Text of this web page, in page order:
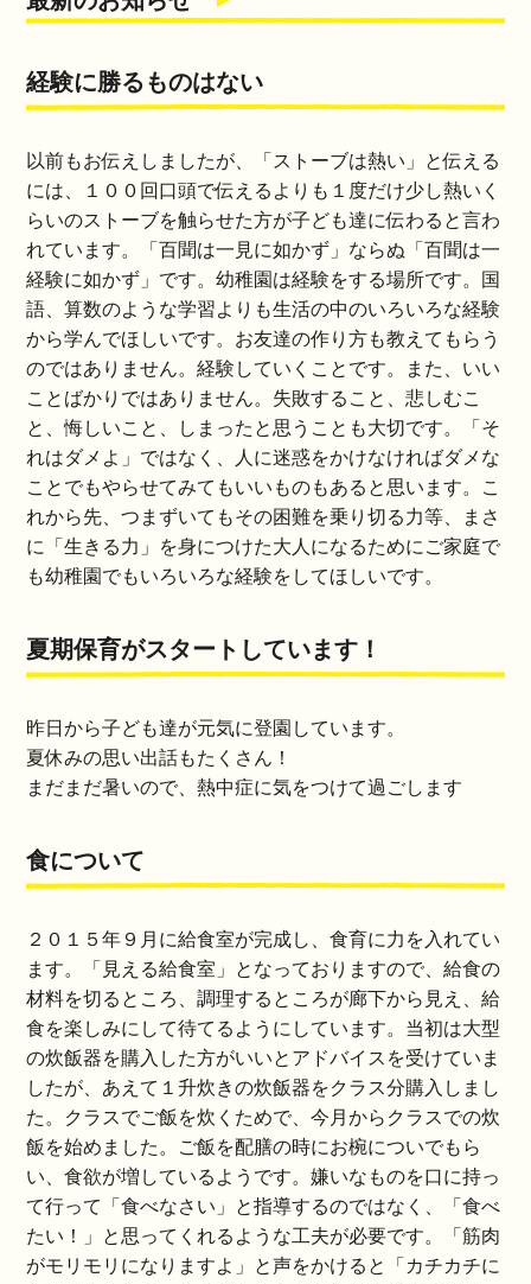
経験に勝るものはない
以前もお伝えしましたが、「ストーブは熱い」と伝える
には、１００回口頭で伝えるよりも１度だけ少し熱いく
らいのストーブを触らせた方が子ども達に伝わると言わ
れています。「百聞は一見に如かず」ならぬ「百聞は一
経験に如かず」です。幼稚園は経験をする場所です。国
語、算数のような学習よりも生活の中のいろいろな経験
から学んでほしいです。お友達の作り方も教えてもらう
のではありません。経験していくことです。また、いい
ことばかりではありません。失敗すること、悲しむこ
と、悔しいこと、しまったと思うことも大切です。「そ
れはダメよ」ではなく、人に迷惑をかけなければダメな
ことでもやらせてみてもいいものもあると思います。こ
れから先、つまずいてもその困難を乗り切る力等、まさ
に「生きる力」を身につけた大人になるためにご家庭で
も幼稚園でもいろいろな経験をしてほしいです。
夏期保育がスタートしています！
昨日から子ども達が元気に登園しています。
夏休みの思い出話もたくさん！
まだまだ暑いので、熱中症に気をつけて過ごします
食について
２０１５年９月に給食室が完成し、食育に力を入れてい
ます。「見える給食室」となっておりますので、給食の
材料を切るところ、調理するところが廊下から見え、給
食を楽しみにして待てるようにしています。当初は大型
の炊飯器を購入した方がいいとアドバイスを受けていま
したが、あえて１升炊きの炊飯器をクラス分購入しまし
た。クラスでご飯を炊くためで、今月からクラスでの炊
飯を始めました。ご飯を配膳の時にお椀についでもら
い、食欲が増しているようです。嫌いなものを口に持っ
て行って「食べなさい」と指導するのではなく、「食べ
たい！」と思ってくれるような工夫が必要です。「筋肉
がモリモリになりますよ」と声をかけると「カチカチに